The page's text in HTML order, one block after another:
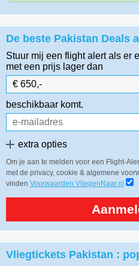
De beste Pakistan Deals
Stuur mij een flight alert als er
met een prijs lager dan
beschikbaar komt.
extra opties
Om je aan te melden voor een Flight-
met de privacy, cookie & algemene
vinden Voorwaarden VliegenNaar.nl
Vliegtickets Pakistan :